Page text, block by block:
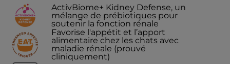
ActivBiome+ Kidney Defense, un
mélange de prébiotiques pour
soutenir la fonction rénale
Favorise l'appétit et l’apport
alimentaire chez les chats avec
maladie rénale (prouvé
cliniquement)